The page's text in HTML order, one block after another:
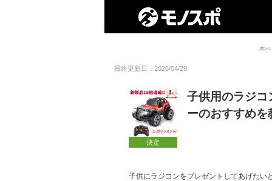
本
最終更新日：2026/04/28
決定
子供用のラジコ
ーのおすすめを
子供にラジコンをプレゼントしてあげたい